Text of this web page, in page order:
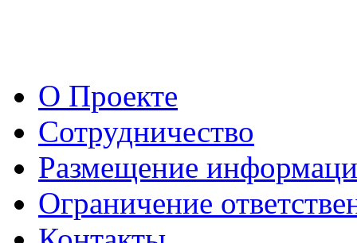
О Проекте
Сотрудничество
Размещение
Ограничение